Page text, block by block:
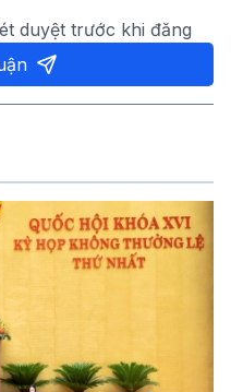
duyệt trước khi đăng